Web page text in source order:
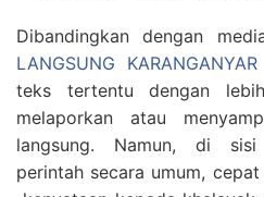
Dibandingkan dengan
LANGSUNG KARANGANYAR
teks tertentu dengan
melaporkan atau
langsung. Namun, di sisi
perintah secara umum,